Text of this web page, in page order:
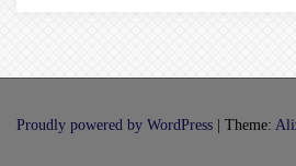
Proudly powered by WordPress Theme: